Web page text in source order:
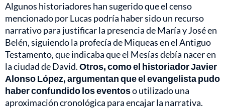
Algunos historiadores han sugerido que el censo
mencionado por Lucas podría haber sido un recurso
narrativo para justificar la presencia de María y José en
Belén, siguiendo la profecía de Miqueas en el Antiguo
Testamento, que indicaba que el Mesías debía nacer en
la ciudad de David.Otros, como el historiador Javier
Alonso López, argumentan que el evangelista pudo
haber confundido los eventoso utilizado una
aproximación cronológica para encajar la narrativa.